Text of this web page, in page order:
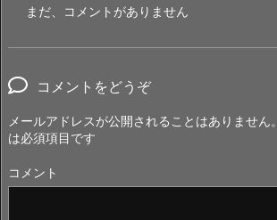
まだ、コメントがありません
コメントをどうぞ
メールアドレスが公開されることはありません。
は必須項目です
コメント